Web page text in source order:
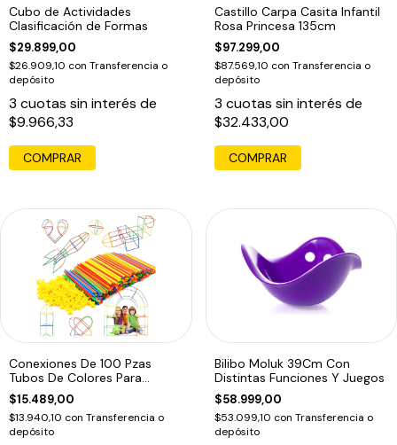
Cubo de Actividades
Clasificación de Formas
$29.899,00
$26.909,10 con Transferencia o
depósito
3 cuotas sin interés de
$9.966,33
Castillo Carpa Casita Infantil
Rosa Princesa 135cm
$97.299,00
$87.569,10 con Transferencia o
depósito
3 cuotas sin interés de
$32.433,00
COMPRAR
Conexiones De 100 Pzas
Tubos De Colores Para
Construir
$15.489,00
$13.940,10 con Transferencia o
depósito
Bilibo Moluk 39Cm Con
Distintas Funciones Y Juegos
$58.999,00
$53.099,10 con Transferencia o
depósito